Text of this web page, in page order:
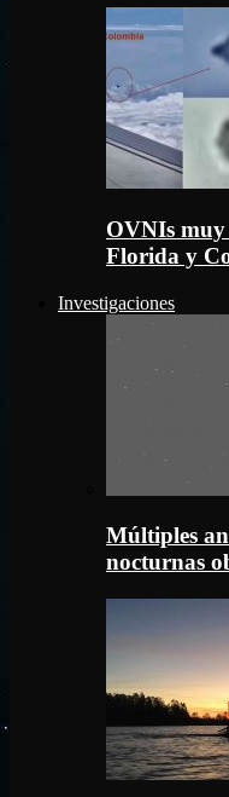
OVNIs muy
Florida y
Investigaciones
Múltiples
nocturnas